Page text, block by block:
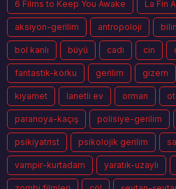
6 Films to Keep You Awake La Fin
aksiyon-gerilim antropoloji
bol kanlı büyü cadı cin
fantastik-korku gerilim gizem
kıyamet lanetli ev orman
paranoya-kaçış polisiye-gerilim
psikiyatrist psikolojik gerilim
vampir-kurtadam yaratık-uzaylı